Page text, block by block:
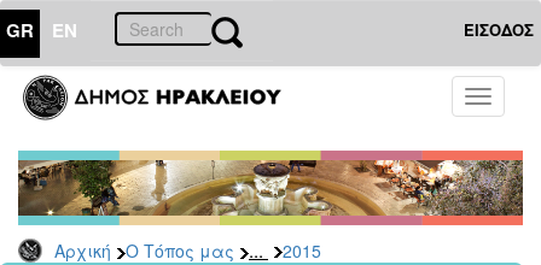
GR EN ΕΙΣΟΔΟΣ
Toggle
Αρχική Ο Τόπος μας ... 2015
ΤΟΠΟΣ
ΜΑΣ
Ανακοινώσεις
Αρχείο
2026